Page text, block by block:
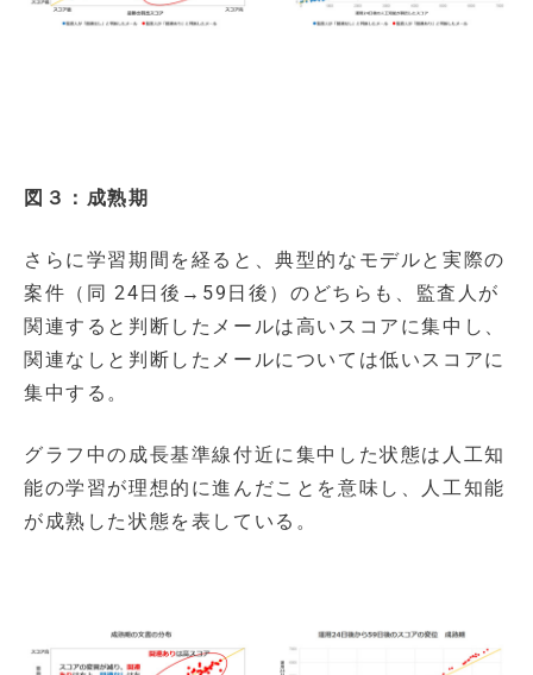
図３：成熟期
さらに学習期間を経ると、典型的なモデルと実際の
案件（同 24日後→59日後）のどちらも、監査人が
関連すると判断したメールは高いスコアに集中し、
関連なしと判断したメールについては低いスコアに
集中する。
グラフ中の成長基準線付近に集中した状態は人工知
能の学習が理想的に進んだことを意味し、人工知能
が成熟した状態を表している。